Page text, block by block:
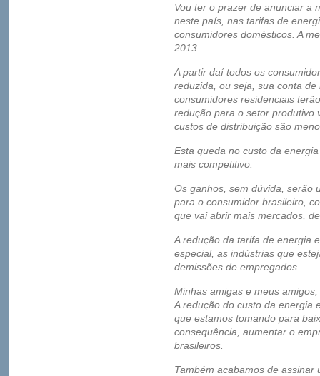
Vou ter o prazer de anunciar a
neste país, nas tarifas de
consumidores domésticos. A
2013.
A partir daí todos os
reduzida, ou seja, sua conta
consumidores residenciais
redução para o setor produtivo
custos de distribuição são
Esta queda no custo da
mais competitivo.
Os ganhos, sem dúvida, serão
para o consumidor brasileiro,
que vai abrir mais mercados,
A redução da tarifa de energia
especial, as indústrias que
demissões de empregados.
Minhas amigas e meus amigos,
A redução do custo da energia
que estamos tomando para
consequência, aumentar o
brasileiros.
Também acabamos de assinar